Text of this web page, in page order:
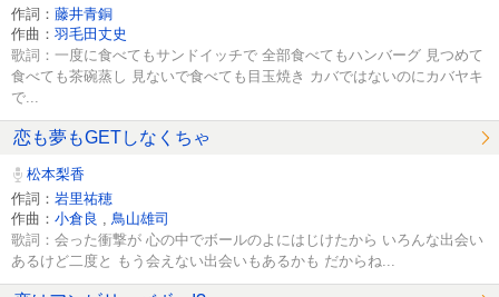
作詞： 藤井青銅
作曲： 羽毛田丈史
歌詞：一度に食べてもサンドイッチで 全部食べてもハンバーグ 見つめて
食べても茶碗蒸し 見ないで食べても目玉焼き カバではないのにカバヤキ
で...
恋も夢もGETしなくちゃ
松本梨香
作詞： 岩里祐穂
作曲： 小倉良 鳥山雄司
歌詞：会った衝撃が 心の中でボールのよにはじけたから いろんな出会い
あるけど二度と もう会えない出会いもあるかも だからね...